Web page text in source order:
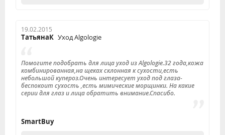
19.02.2015
ТатьянаК Уход Algologie
Помогите подобрать для лица уход из Algologie.32 года,кожа
комбинированная,на щеках склонная к сухости,есть
небольшой купероз.Очень интересует уход под глаза-
беспокоит сухость ,есть мимические морщинки. На какие
серии для глаз и лица обратить внимание.Спасибо.
SmartBuy